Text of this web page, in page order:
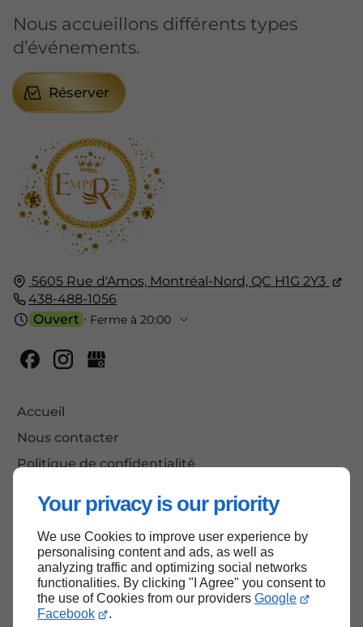
Your privacy is our priority
We use Cookies to improve user experience by
personalising content and ads, as well as
analyzing traffic and optimizing social networks
functionalities. By clicking "I Agree" you consent to
the use of Cookies from our providers Google
Facebook
.
5605 Rue d'Amos, Montréal-Nord, QC H1G 2Y3
438-488-1056
Ouvert ⋅ Ferme à 20:00
Accueil
Nous contacter
Politique de confidentialité
Nous accueillons différents types
d’événements.
Réserver
Haut de page